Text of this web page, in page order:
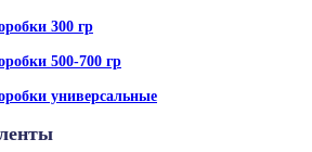
300 гр
500-700 гр
универсальные